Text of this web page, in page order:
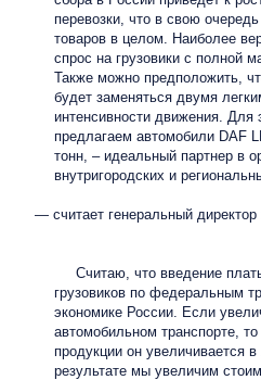
перевозки, что в свою
товаров в целом. Наиболее
спрос на грузовики с полной
Также можно предположить,
будет заменяться двумя
интенсивности движения. Для
предлагаем автомобили DAF
тонн, – идеальный партнер в
внутригородских и
— считает генеральный
Считаю, что введение
грузовиков по федеральным
экономике России. Если
автомобильном транспорте,
продукции он увеличивается
результате мы увеличим